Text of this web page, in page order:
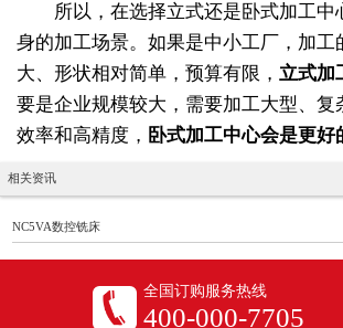
所以，在选择立式还是卧式加工中
身的加工场景。如果是中小工厂，加工
大、形状相对简单，预算有限， 立式加
要是企业规模较大，需要加工大型、复
效率和高精度， 卧式加工中心会是更好
相关资讯
NC5VA数控铣床
全国订购服务热线
400-000-7705